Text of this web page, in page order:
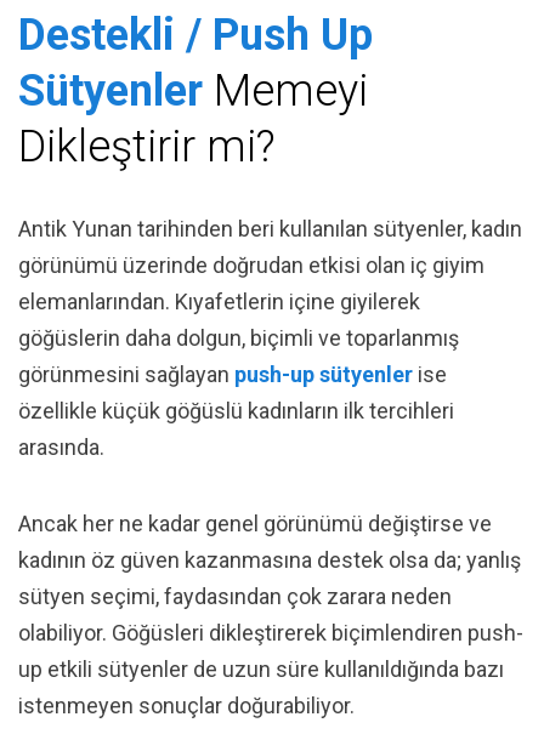
Destekli / Push Up
Sütyenler Memeyi
Dikleştirir mi?
Antik Yunan tarihinden beri kullanılan sütyenler, kadın
görünümü üzerinde doğrudan etkisi olan iç giyim
elemanlarından. Kıyafetlerin içine giyilerek
göğüslerin daha dolgun, biçimli ve toparlanmış
görünmesini sağlayan push-up sütyenler ise
özellikle küçük göğüslü kadınların ilk tercihleri
arasında.
Ancak her ne kadar genel görünümü değiştirse ve
kadının öz güven kazanmasına destek olsa da; yanlış
sütyen seçimi, faydasından çok zarara neden
olabiliyor. Göğüsleri dikleştirerek biçimlendiren push-
up etkili sütyenler de uzun süre kullanıldığında bazı
istenmeyen sonuçlar doğurabiliyor.